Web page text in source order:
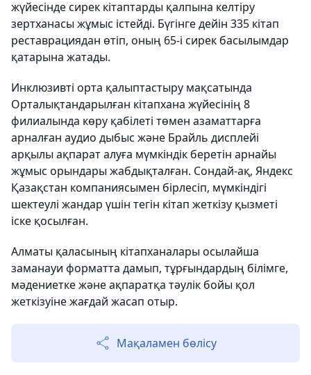
жүйесінде сирек кітаптарды қалпына келтіру
зертханасы жұмыс істейді. Бүгінге дейін 335 кітап
реставрациядан өтіп, оның 65-і сирек басылымдар
қатарына жатады.
Инклюзивті орта қалыптастыру мақсатында
Орталықтандарылған кітапхана жүйесінің 8
филиалында көру қабілеті төмен азаматтарға
арналған аудио дыбыс және Брайль дисплейі
арқылы ақпарат алуға мүмкіндік беретін арнайы
жұмыс орындары жабдықталған. Сондай-ақ, Яндекс
Қазақстан компаниясымен бірлесіп, мүмкіндігі
шектеулі жандар үшін тегін кітап жеткізу қызметі
іске қосылған.
Алматы қаласының кітапханалары осылайша
заманауи форматта дамып, тұрғындардың білімге,
мәдениетке және ақпаратқа тәулік бойы қол
жеткізуіне жағдай жасап отыр.
Мақаламен бөлісу